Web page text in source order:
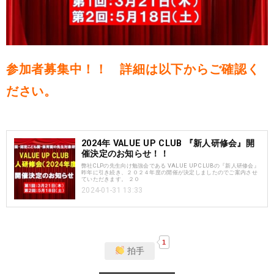
参加者募集中！！ 詳細は以下からご確認く
ださい。
2024年 VALUE UP CLUB 『新人研修会』開
催決定のお知らせ！！
弊社CLPの先生向け勉強会である VALUE UP CLUBの『新人研修会』
昨年に引き続き、２０２４年度の開催が決定しましたのでご案内させ
ていただきます。 ２０
2024-01-31 13:33
拍手
1